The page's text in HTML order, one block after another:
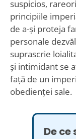
suspicios,
principiile
de a-și proteja
personale
suprascrie
și intimidant se
față de un
obedienței sale.
De